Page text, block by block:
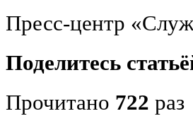
Пресс-центр
Поделитесь
Прочитано 722 раз